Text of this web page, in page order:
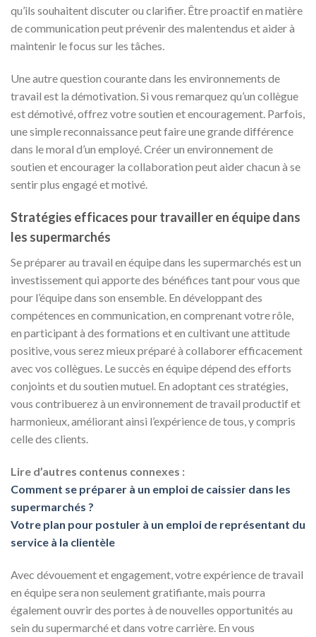
qu’ils souhaitent discuter ou clarifier. Être proactif en matière
de communication peut prévenir des malentendus et aider à
maintenir le focus sur les tâches.
Une autre question courante dans les environnements de
travail est la démotivation. Si vous remarquez qu’un collègue
est démotivé, offrez votre soutien et encouragement. Parfois,
une simple reconnaissance peut faire une grande différence
dans le moral d’un employé. Créer un environnement de
soutien et encourager la collaboration peut aider chacun à se
sentir plus engagé et motivé.
Stratégies efficaces pour travailler en équipe dans
les supermarchés
Se préparer au travail en équipe dans les supermarchés est un
investissement qui apporte des bénéfices tant pour vous que
pour l’équipe dans son ensemble. En développant des
compétences en communication, en comprenant votre rôle,
en participant à des formations et en cultivant une attitude
positive, vous serez mieux préparé à collaborer efficacement
avec vos collègues. Le succès en équipe dépend des efforts
conjoints et du soutien mutuel. En adoptant ces stratégies,
vous contribuerez à un environnement de travail productif et
harmonieux, améliorant ainsi l’expérience de tous, y compris
celle des clients.
Lire d’autres contenus connexes :
Comment se préparer à un emploi de caissier dans les
supermarchés ?
Votre plan pour postuler à un emploi de représentant du
service à la clientèle
Avec dévouement et engagement, votre expérience de travail
en équipe sera non seulement gratifiante, mais pourra
également ouvrir des portes à de nouvelles opportunités au
sein du supermarché et dans votre carrière. En vous